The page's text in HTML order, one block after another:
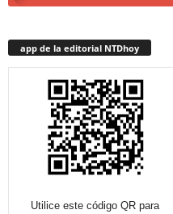
app de la editorial NTDhoy
Utilice este código QR para